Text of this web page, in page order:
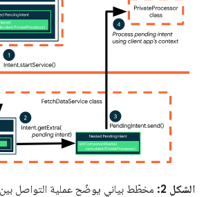
الشكل 2:
مخطّط بياني يوضّح عملية التواصل بين